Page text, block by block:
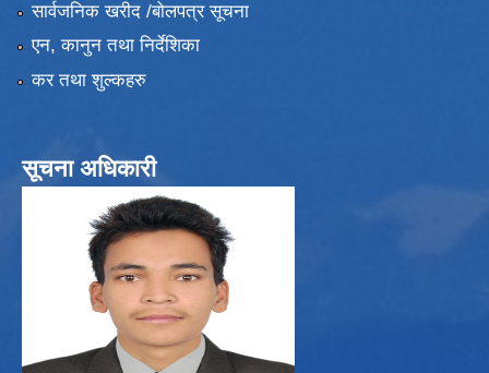
सार्वजनिक खरीद /बोलपत्र सूचना
एन, कानुन तथा निर्देशिका
कर तथा शुल्कहरु
सूचना अधिकारी